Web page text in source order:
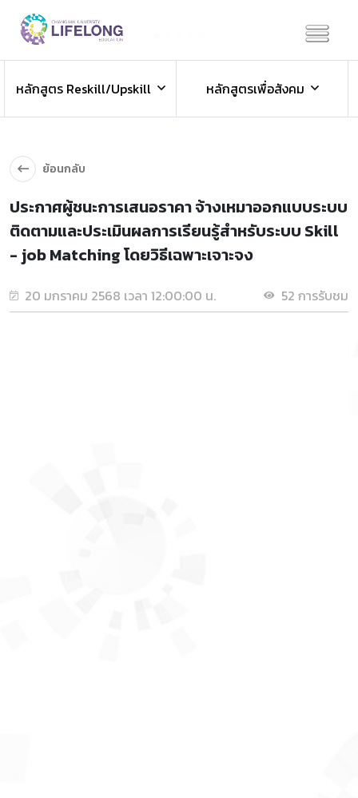
ข่าวประชาสัมพันธ์
ข่าวสารองค์กร ข่าวสารกิจกรรม
หลักสูตร Reskill/Upskill
หลักสูตรเพื่อสังคม
ย้อนกลับ
ประกาศผู้ชนะการเสนอราคา จ้างเหมาออกแบบระบบ
ติดตามและประเมินผลการเรียนรู้สำหรับระบบ Skill
- job Matching โดยวิธีเฉพาะเจาะจง
20 มกราคม 2568 เวลา 12:00:00 น. 52 การรับชม